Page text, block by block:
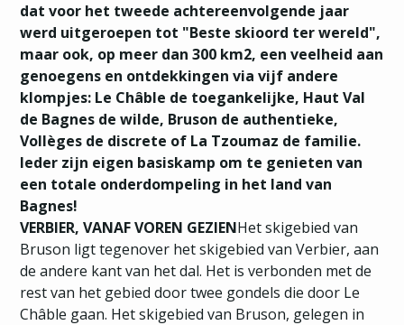
dat voor het tweede achtereenvolgende jaar
werd uitgeroepen tot "Beste skioord ter wereld",
maar ook, op meer dan 300 km2, een veelheid aan
genoegens en ontdekkingen via vijf andere
klompjes: Le Châble de toegankelijke, Haut Val
de Bagnes de wilde, Bruson de authentieke,
Vollèges de discrete of La Tzoumaz de familie.
Ieder zijn eigen basiskamp om te genieten van
een totale onderdompeling in het land van
Bagnes!
VERBIER, VANAF VOREN GEZIENHet skigebied van
Bruson ligt tegenover het skigebied van Verbier, aan
de andere kant van het dal. Het is verbonden met de
rest van het gebied door twee gondels die door Le
Châble gaan. Het skigebied van Bruson, gelegen in